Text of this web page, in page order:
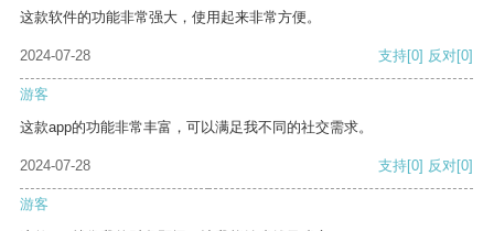
这款软件的功能非常强大，使用起来非常方便。
2024-07-28 支持[0] 反对[0]
游客
这款app的功能非常丰富，可以满足我不同的社交需求。
2024-07-28 支持[0] 反对[0]
游客